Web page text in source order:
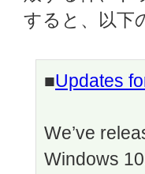
すると、以下
■Updates
We’ve
Windows